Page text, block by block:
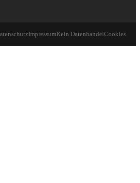
ImpressumKein DatenhandelCookies